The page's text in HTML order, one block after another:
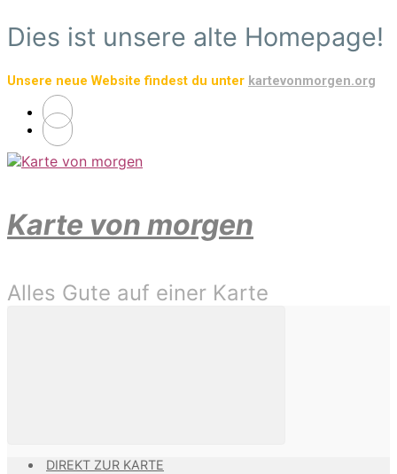
Zum
Hauptinhalt
Dies ist unsere alte Homepage!
Unsere neue Website findest du unter kartevonmorgen.org
Karte von morgen
Alles Gute auf einer Karte
DIREKT ZUR KARTE